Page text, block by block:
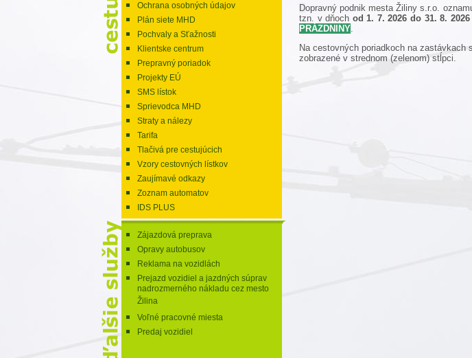
Ochrana osobných údajov
Plán siete MHD
Pochvaly a Sťažnosti
Klientske centrum
Prepravný poriadok
Projekty EÚ
SMS lístok
Sprievodca MHD
Straty a nálezy
Tarifa
Tlačivá pre cestujúcich
Vzory cestovných lístkov
Zaujímavé odkazy
Zoznam automatov
IDS PLUS
Zájazdová preprava
Opravy autobusov
Reklama na vozidlách
Prejazd vozidiel a jazdných súprav
nadrozmerného nákladu cez mesto
Žilina
Voľné pracovné miesta
Predaj vozidiel
Dopravný podnik mesta Žiliny s.r.o.
tzn. v dňoch od 1. 7. 2026 do 31. 8. 2026
PRÁZDNINY
Na cestovných poriadkoch na zastávkach
zobrazené v strednom (zelenom) stĺpci.